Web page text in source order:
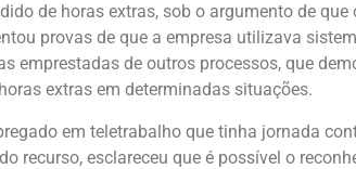
de horas extras, sob o argumento de
provas de que a empresa utilizava
emprestadas de outros processos, que
extras em determinadas situações.
em teletrabalho que tinha jornada
recurso, esclareceu que é possível o